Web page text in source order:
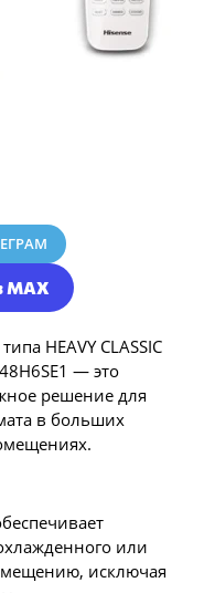
MAX
HEAVY CLASSIC
— это
решение для
в больших
или
исключая